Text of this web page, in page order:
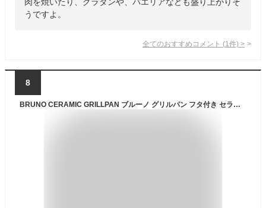
うですよ。
全てのおすすめコメント (1 件) >
8
BRUNO CERAMIC GRILLPAN ブルーノ グリルパン フタ付き セラミック 耐熱 家電 キッチン ネイビー ピンク BHK279-PK